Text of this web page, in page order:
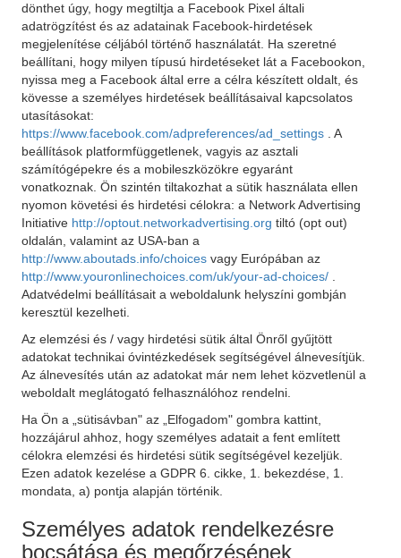
dönthet úgy, hogy megtiltja a Facebook Pixel általi
adatrögzítést és az adatainak Facebook-hirdetések
megjelenítése céljából történő használatát. Ha szeretné
beállítani, hogy milyen típusú hirdetéseket lát a Facebookon,
nyissa meg a Facebook által erre a célra készített oldalt, és
kövesse a személyes hirdetések beállításaival kapcsolatos
utasításokat:
https://www.facebook.com/adpreferences/ad_settings
. A
beállítások platformfüggetlenek, vagyis az asztali
számítógépekre és a mobileszközökre egyaránt
vonatkoznak. Ön szintén tiltakozhat a sütik használata ellen
nyomon követési és hirdetési célokra: a Network Advertising
Initiative http://optout.networkadvertising.org tiltó (opt out)
oldalán, valamint az USA-ban a
http://www.aboutads.info/choices vagy Európában az
http://www.youronlinechoices.com/uk/your-ad-choices/
Adatvédelmi beállításait a weboldalunk helyszíni gombján
keresztül kezelheti.
Az elemzési és / vagy hirdetési sütik által Önről gyűjtött
adatokat technikai óvintézkedések segítségével álnevesítjük.
Az álnevesítés után az adatokat már nem lehet közvetlenül a
weboldalt meglátogató felhasználóhoz rendelni.
Ha Ön a „sütisávban" az „Elfogadom" gombra kattint,
hozzájárul ahhoz, hogy személyes adatait a fent említett
célokra elemzési és hirdetési sütik segítségével kezeljük.
Ezen adatok kezelése a GDPR 6. cikke, 1. bekezdése, 1.
mondata, a) pontja alapján történik.
Személyes adatok rendelkezésre
bocsátása és megőrzésének